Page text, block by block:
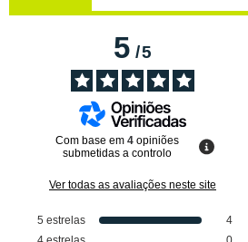
5/5
Com base em 4 opiniões
submetidas a controlo
Ver todas as avaliações neste site
5 estrelas
4